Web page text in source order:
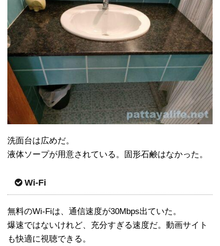
洗面台は広めだ。
液体ソープが用意されている。固形石鹸はなかった。
Wi-Fi
無料のWi-Fiは、通信速度が30Mbps出ていた。
爆速ではないけれど、充分すぎる速度だ。動画サイト
も快適に視聴できる。